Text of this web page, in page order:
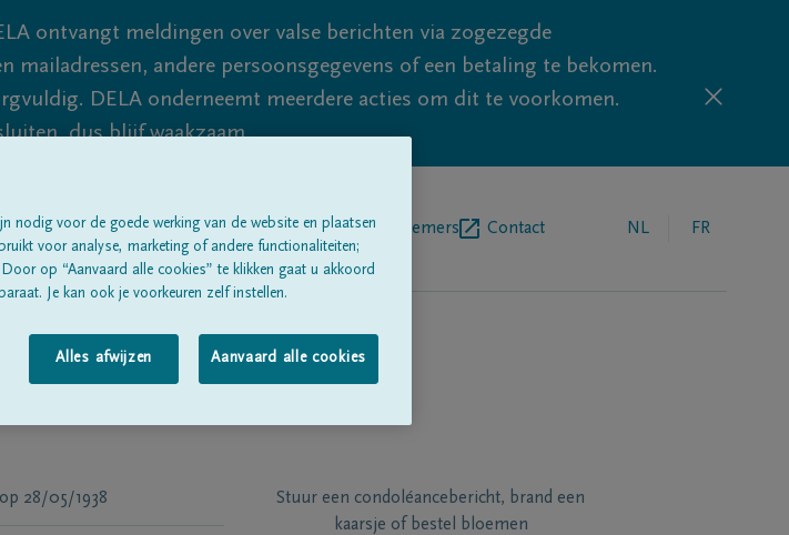
ontvangt meldingen over valse berichten via zogezegde
andere persoonsgegevens of een betaling te bekomen.
DELA onderneemt meerdere acties om dit te voorkomen.
dus blijf waakzaam.
Alle rouwberichtenOver onsBegrafenisondernemers Contact NL FR
op 28/05/1938
Stuur een condoléancebericht, brand een
kaarsje of bestel bloemen
nodig voor de goede werking van de website en plaatsen
voor analyse, marketing of andere functionaliteiten;
op “Aanvaard alle cookies” te klikken gaat u akkoord
Je kan ook je voorkeuren zelf instellen.
Alles afwijzen Aanvaard alle cookies